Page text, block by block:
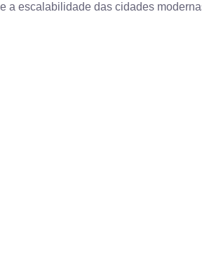
a escalabilidade das cidades